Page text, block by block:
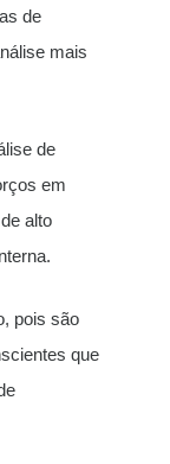
de
mais
de
em
alto
pois são
que